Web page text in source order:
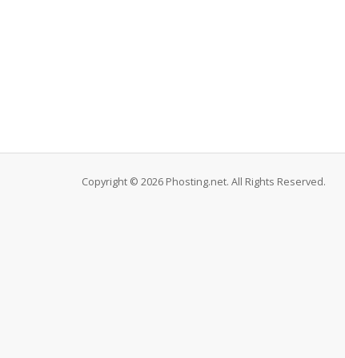
Copyright © 2026 Phosting.net. All Rights Reserved.